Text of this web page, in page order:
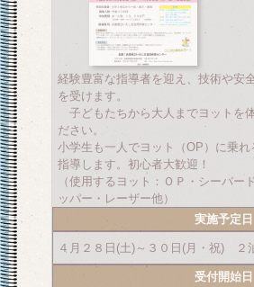
経験豊富な指導者を迎え、技術や安
を受けます。
子どもたちから大人までヨットを
ださい。
小学生も一人でヨット（OP）に乗れ
指導します。初心者大歓迎！
（使用するヨット：ＯＰ・シーバー
ッパー・レーザー他）
実施予定日
４月２８日(土)～３０日(月・祝) ２
受付開始日